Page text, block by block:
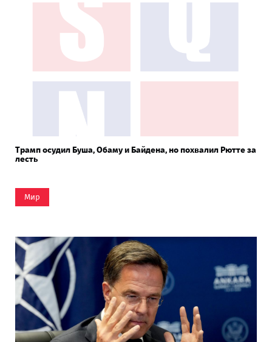
Трамп осудил Буша, Обаму и Байдена, но похвалил Рютте за
лесть
Мир